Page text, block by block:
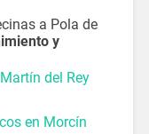
a Pola de
y
del Rey
en Morcín